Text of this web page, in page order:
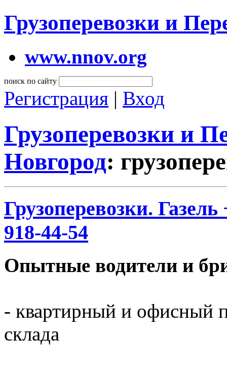
Грузоперевозки и
www.nnov.org
поиск по сайту
Регистрация | Вход
Грузоперевозки и
Новгород:
Грузоперевозки.
918-44-54
Опытные водители и
- квартирный и офисный
склада